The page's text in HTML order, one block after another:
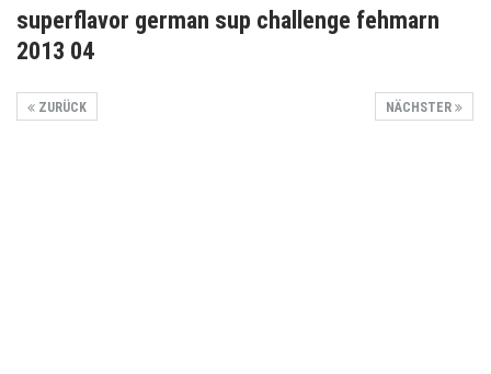
superflavor german sup challenge fehmarn
2013 04
NÄCHSTER
ZURÜCK